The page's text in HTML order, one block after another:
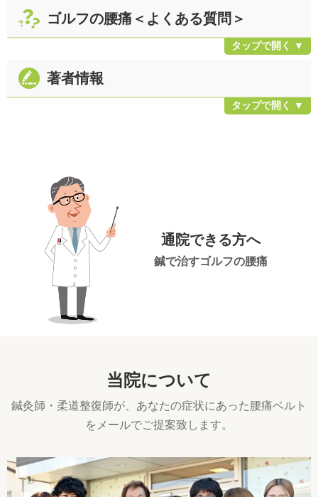
ゴルフの腰痛＜よくある質問＞
著者情報
通院できる方へ
鍼で治すゴルフの腰痛
当院について
鍼灸師・柔道整復師が、あなたの症状にあった腰痛ベルト
をメールでご提案致します。